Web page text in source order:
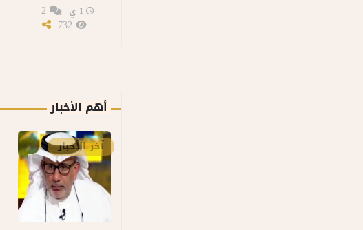
أهم الأخبار
آخر الأخبار